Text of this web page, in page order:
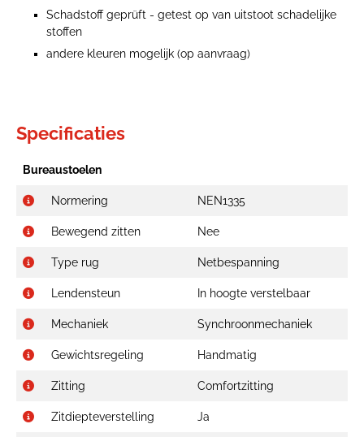
Schadstoff geprüft - getest op van uitstoot schadelijke
stoffen
andere kleuren mogelijk (op aanvraag)
Specificaties
Bureaustoelen
Normering NEN1335
Bewegend zitten Nee
Type rug Netbespanning
Lendensteun In hoogte verstelbaar
Mechaniek Synchroonmechaniek
Gewichtsregeling Handmatig
Zitting Comfortzitting
Zitdiepteverstelling Ja